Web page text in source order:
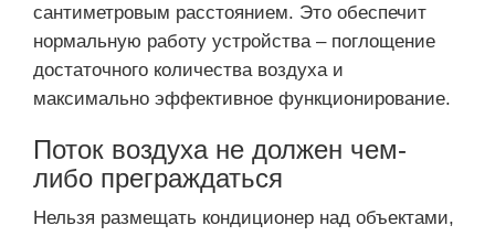
сантиметровым расстоянием. Это обеспечит
нормальную работу устройства – поглощение
достаточного количества воздуха и
максимально эффективное функционирование.
Поток воздуха не должен чем-
либо преграждаться
Нельзя размещать кондиционер над объектами,